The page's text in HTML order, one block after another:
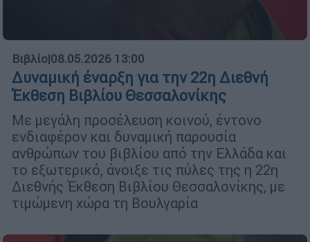
Βιβλίο|08.05.2026 13:00
Δυναμική έναρξη για την 22η Διεθνή
Έκθεση Βιβλίου Θεσσαλονίκης
Με μεγάλη προσέλευση κοινού, έντονο
ενδιαφέρον και δυναμική παρουσία
ανθρώπων του βιβλίου από την Ελλάδα και
το εξωτερικό, άνοιξε τις πύλες της η 22η
Διεθνής Έκθεση Βιβλίου Θεσσαλονίκης, με
τιμώμενη χώρα τη Βουλγαρία